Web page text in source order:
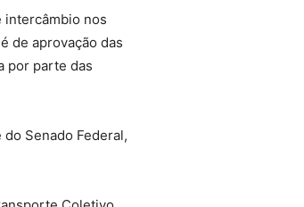
intercâmbio nos
de aprovação das
por parte das
Senado Federal,